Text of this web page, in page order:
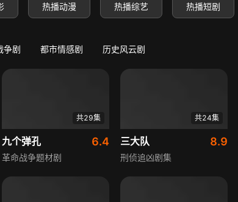
热播动漫 热播综艺 热播短剧
争剧 都市情感剧 历史风云剧
共29集
九个弹孔 6.4
革命战争题材剧
共24集
三大队 8.9
刑侦追凶剧集